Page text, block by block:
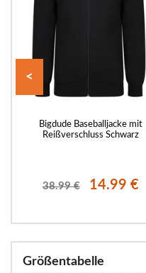
Bigdude Baseballjacke mit
Reißverschluss Schwarz
38.99 € 14.99 €
<
Größentabelle